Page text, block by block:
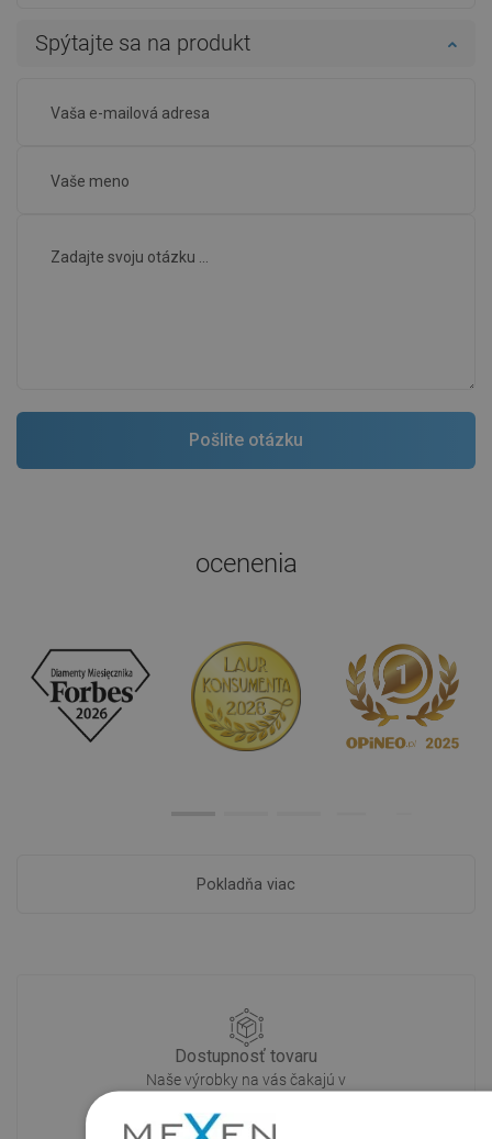
Spýtajte sa na produkt
ocenenia
Pokladňa viac
Dostupnosť tovaru
Naše výrobky na vás čakajú v
prepravu!